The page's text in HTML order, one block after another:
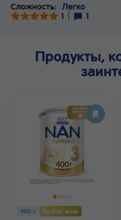
Сложность: Легко
1
1
Продукты,
400 г Выбор мам